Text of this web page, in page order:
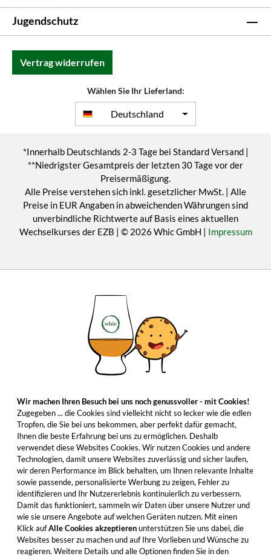
Jugendschutz
Vertrag widerrufen
Wählen Sie Ihr Lieferland:
Deutschland
*Innerhalb Deutschlands 2-3 Tage bei Standard Versand |
**Niedrigster Gesamtpreis der letzten 30 Tage vor der
Preisermäßigung.
Alle Preise verstehen sich inkl. gesetzlicher MwSt. | Alle
Preise in EUR Angaben in abweichenden Währungen sind
unverbindliche Richtwerte auf Basis eines aktuellen
Wechselkurses der EZB | © 2026 Whic GmbH | Impressum
Wir machen Ihren Besuch bei uns noch genussvoller - mit Cookies!
Zugegeben ... die Cookies sind vielleicht nicht so lecker wie die edlen
Tropfen, die Sie bei uns bekommen, aber perfekt dafür gemacht,
Ihnen die beste Erfahrung bei uns zu ermöglichen. Deshalb
verwendet diese Websites Cookies. Wir nutzen Cookies und andere
Technologien, damit unsere Websites zuverlässig und sicher laufen,
wir deren Performance im Blick behalten, um Ihnen relevante Inhalte
sowie passende, personalisierte Werbung zu zeigen, Fehler zu
identifizieren und Ihr Nutzererlebnis kontinuierlich zu verbessern.
Damit das funktioniert, sammeln wir Daten über unsere Nutzer und
wie sie unsere Angebote auf welchen Geräten nutzen. Mit einen
Klick aufAlle Cookies akzeptierenunterstützen Sie uns dabei, die
Websites besser zu machen und auf Ihre Vorlieben und Wünsche zu
reagieren. Weitere Details und alle Optionen finden Sie in den